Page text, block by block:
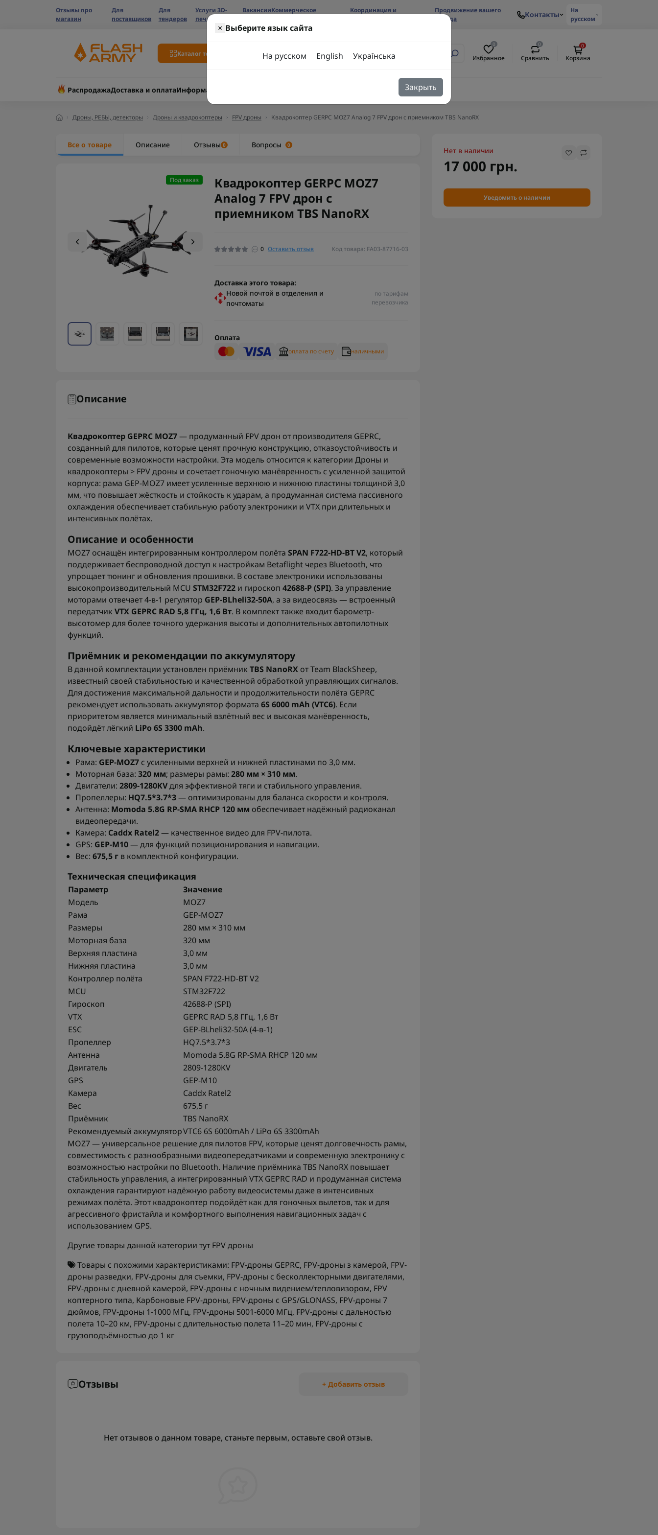
Отзывы про
магазин
Для
поставщиков
Для
тендеров
Услуги 3D-
печати
ВакансииКоммерческое
Координация и
Продвижение вашего
бренда
Контакты
На
русском
Каталог товаров
0
Избранное
0
Сравнить
0
Корзина
РаспродажаДоставка и оплатаИнформация
Дроны, РЕБЫ, детекторы Дроны и квадрокоптеры FPV дроны Квадрокоптер GERPC MOZ7 Analog 7 FPV дрон с приемником TBS NanoRX
× Выберите язык сайта
На русском English Українська
Закрыть
Все о товаре Описание Отзывы 0 Вопросы 0
Под заказ
Квадрокоптер GERPC MOZ7
Analog 7 FPV дрон с
приемником TBS NanoRX
0 Оставить отзыв Код товара: FA03-87716-03
Нет в наличии
17 000 грн.
Уведомить о наличии
Доставка этого товара:
Новой почтой в отделения и
почтоматы
по тарифам
перевозчика
Оплата
оплата по счету наличными
Описание
Квадрокоптер GEPRC MOZ7— продуманный FPV дрон от производителя GEPRC,
созданный для пилотов, которые ценят прочную конструкцию, отказоустойчивость и
современные возможности настройки. Эта модель относится к категории Дроны и
квадрокоптеры > FPV дроны и сочетает гоночную манёвренность с усиленной защитой
корпуса: рама GEP-MOZ7 имеет усиленные верхнюю и нижнюю пластины толщиной 3,0
мм, что повышает жёсткость и стойкость к ударам, а продуманная система пассивного
охлаждения обеспечивает стабильную работу электроники и VTX при длительных и
интенсивных полётах.
Описание и особенности
MOZ7 оснащён интегрированным контроллером полёта SPAN F722-HD-BT V2, который
поддерживает беспроводной доступ к настройкам Betaflight через Bluetooth, что
упрощает тюнинг и обновления прошивки. В составе электроники использованы
высокопроизводительный MCU STM32F722 и гироскоп 42688-P (SPI). За управление
моторами отвечает 4-в-1 регулятор GEP-BLheli32-50A, а за видеосвязь — встроенный
передатчик VTX GEPRC RAD 5,8 ГГц, 1,6 Вт. В комплект также входит барометр-
высотомер для более точного удержания высоты и дополнительных автопилотных
функций.
Приёмник и рекомендации по аккумулятору
В данной комплектации установлен приёмник TBS NanoRXот Team BlackSheep,
известный своей стабильностью и качественной обработкой управляющих сигналов.
Для достижения максимальной дальности и продолжительности полёта GEPRC
рекомендует использовать аккумулятор формата 6S 6000 mAh (VTC6). Если
приоритетом является минимальный взлётный вес и высокая манёвренность,
подойдёт лёгкий LiPo 6S 3300 mAh.
Ключевые характеристики
Рама: GEP-MOZ7с усиленными верхней и нижней пластинами по 3,0 мм.
Моторная база: 320 мм; размеры рамы: 280 мм × 310 мм.
Двигатели: 2809-1280KVдля эффективной тяги и стабильного управления.
Пропеллеры: HQ7.5*3.7*3— оптимизированы для баланса скорости и контроля.
Антенна: Momoda 5.8G RP-SMA RHCP 120 мм обеспечивает надёжный радиоканал
видеопередачи.
Камера: Caddx Ratel2— качественное видео для FPV-пилота.
GPS: GEP-M10— для функций позиционирования и навигации.
Вес: 675,5 г в комплектной конфигурации.
Техническая спецификация
Параметр
Значение
Модель
MOZ7
Рама
GEP-MOZ7
Размеры
280 мм × 310 мм
Моторная база
320 мм
Верхняя пластина
3,0 мм
Нижняя пластина
3,0 мм
Контроллер полёта
SPAN F722-HD-BT V2
MCU
STM32F722
Гироскоп
42688-P (SPI)
VTX
GEPRC RAD 5,8 ГГц, 1,6 Вт
ESC
GEP-BLheli32-50A (4-в-1)
Пропеллер
HQ7.5*3.7*3
Антенна
Momoda 5.8G RP-SMA RHCP 120 мм
Двигатель
2809-1280KV
GPS
GEP-M10
Камера
Caddx Ratel2
Вес
675,5 г
Приёмник
TBS NanoRX
Рекомендуемый аккумуляторVTC6 6S 6000mAh / LiPo 6S 3300mAh
MOZ7 — универсальное решение для пилотов FPV, которые ценят долговечность рамы,
совместимость с разнообразными видеопередатчиками и современную электронику с
возможностью настройки по Bluetooth. Наличие приёмника TBS NanoRX повышает
стабильность управления, а интегрированный VTX GEPRC RAD и продуманная система
охлаждения гарантируют надёжную работу видеосистемы даже в интенсивных
режимах полёта. Этот квадрокоптер подойдёт как для гоночных вылетов, так и для
агрессивного фристайла и комфортного выполнения навигационных задач с
использованием GPS.
Другие товары данной категории тут FPV дроны
Товары с похожими характеристиками: FPV-дроны GEPRC, FPV-дроны з камерой, FPV-
дроны разведки, FPV-дроны для съемки, FPV-дроны с бесколлекторными двигателями,
FPV-дроны с дневной камерой, FPV-дроны с ночным видением/тепловизором, FPV
коптерного типа, Карбоновые FPV-дроны, FPV-дроны с GPS/GLONASS, FPV-дроны 7
дюймов, FPV-дроны 1-1000 МГц, FPV-дроны 5001-6000 МГц, FPV-дроны с дальностью
полета 10–20 км, FPV-дроны с длительностью полета 11–20 мин, FPV-дроны с
грузоподъёмностью до 1 кг
Отзывы + Добавить отзыв
Нет отзывов о данном товаре, станьте первым, оставьте свой отзыв.